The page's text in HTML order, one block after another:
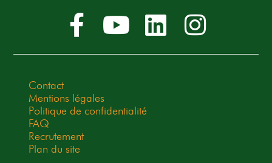
Contact
Mentions légales
Politique de confidentialité
FAQ
Recrutement
Plan du site